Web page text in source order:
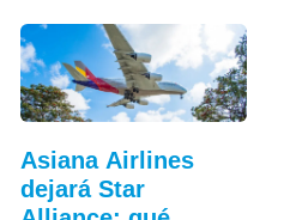
Asiana Airlines
dejará Star